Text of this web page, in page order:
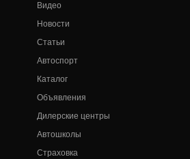
Видео
Новости
Статьи
Автоспорт
Каталог
Объявления
Дилерские центры
Автошколы
Страховка